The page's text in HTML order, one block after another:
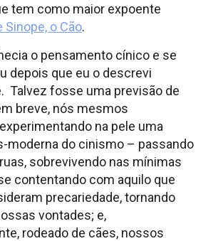
tem como maior expoente
Sinope, o Cão.
o pensamento cínico e se
depois que eu o descrevi
Talvez fosse uma previsão de
breve, nós mesmos
na pele uma
moderna do cinismo – passando
sobrevivendo nas mínimas
contentando com aquilo que
precariedade, tornando
vontades; e,
rodeado de cães, nossos